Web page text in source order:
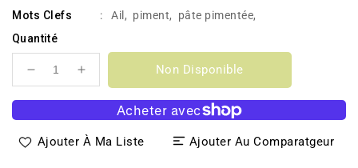
Mots Clefs : Ail , piment, pâte pimentée,
Quantité
Réduire
Pâte
Augmenter
quantité
Pâte
Non Disponible
Ajouter À Ma Liste Ajouter Au Comparatgeur